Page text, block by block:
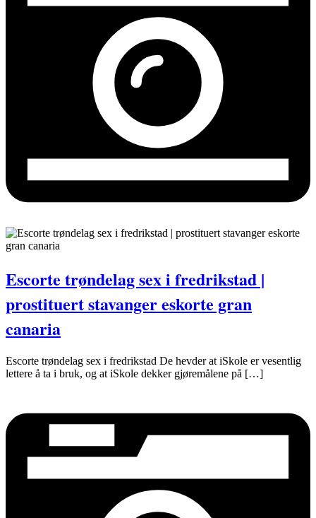
Escorte trøndelag sex i fredrikstad |
prostituert stavanger eskorte gran
canaria
Escorte trøndelag sex i fredrikstad De hevder at iSkole er vesentlig
lettere å ta i bruk, og at iSkole dekker gjøremålene på […]